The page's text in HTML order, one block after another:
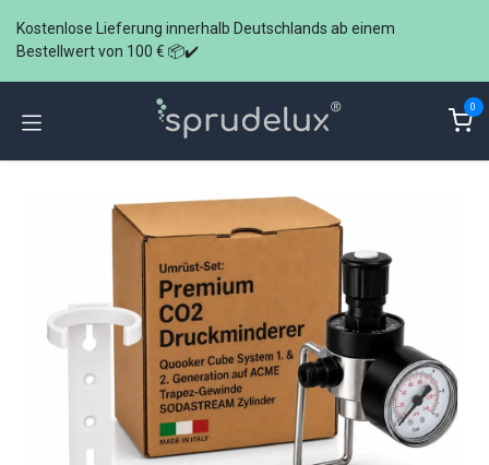
Kostenlose Lieferung innerhalb Deutschlands ab einem
Bestellwert von 100 € 📦✔️
0